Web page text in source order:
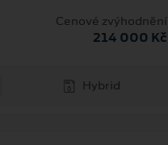
Cenové zvýhodnění
214 000 Kč
Hybrid